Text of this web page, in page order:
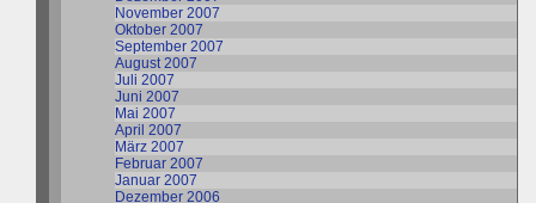
November 2007
Oktober 2007
September 2007
August 2007
Juli 2007
Juni 2007
Mai 2007
April 2007
März 2007
Februar 2007
Januar 2007
Dezember 2006